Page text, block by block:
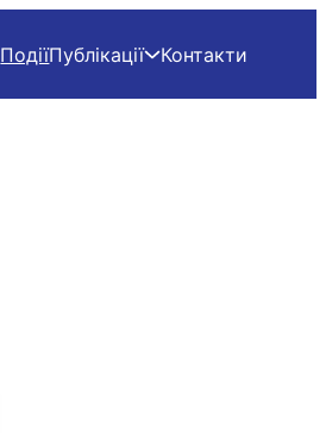
ПодіїПублікації Контакти